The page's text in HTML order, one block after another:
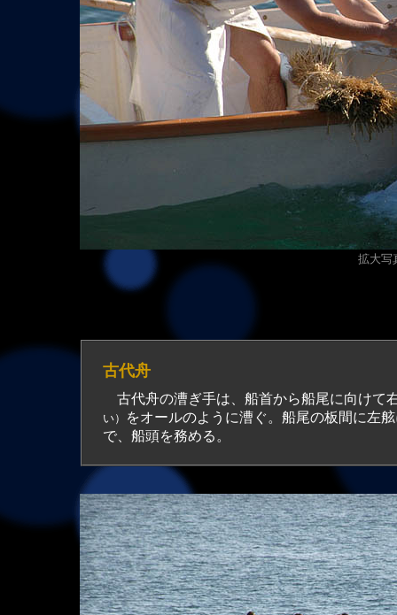
拡大写
古代舟
古代舟の漕ぎ手は、船首から船尾に向けて
い）
をオールのように漕ぐ。船尾の板間に左
で、船頭を務める。